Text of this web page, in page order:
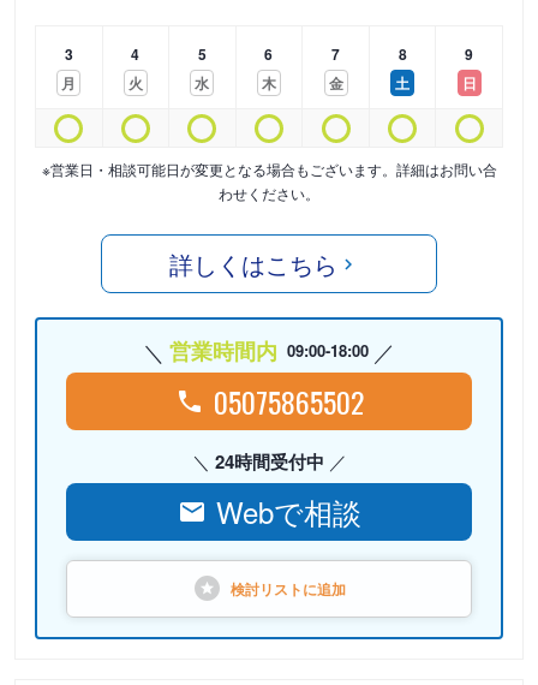
3
月
4
火
5
水
6
木
7
金
8
土
9
日
※営業日・相談可能日が変更となる場合もございます。詳細はお問い合
わせください。
詳しくはこちら
営業時間内 09:00-18:00
05075865502
24時間受付中
Webで相談
検討リストに追加